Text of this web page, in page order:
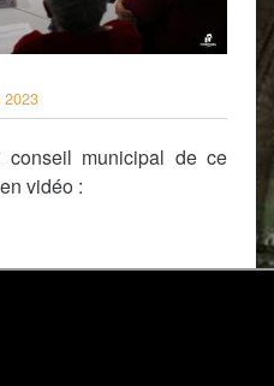
2023
conseil municipal de ce
vidéo :